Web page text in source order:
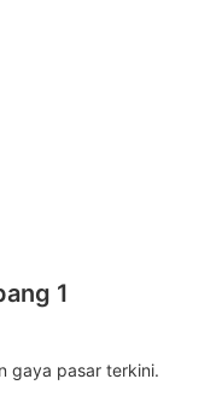
1
gaya pasar terkini.